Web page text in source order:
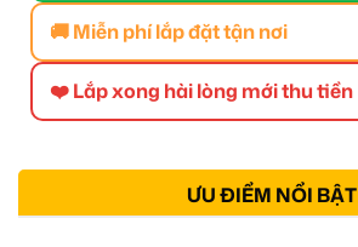
🚚 Miễn phí lắp đặt tận nơi
❤️ Lắp xong hài lòng mới thu tiền
ƯU ĐIỂM NỔI BẬT